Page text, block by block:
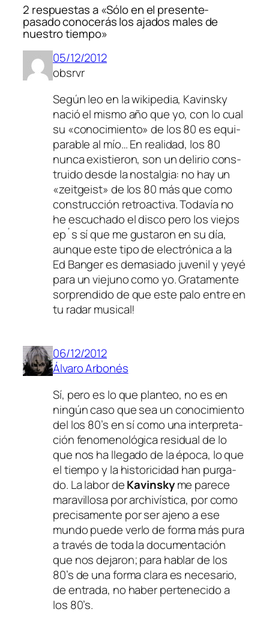
2 respuestas a «Sólo en el presente-
pasado conocerás los ajados males de
nuestro tiempo»
05/12/2012
obsrvr
Según leo en la wi­ki­pe­dia, Kavinsky
na­ció el mis­mo año que yo, con lo cual
su «co­no­ci­mien­to» de los 80 es equi­
pa­ra­ble al mío… En reali­dad, los 80
nun­ca exis­tie­ron, son un de­li­rio cons­
trui­do des­de la nos­tal­gia: no hay un
«zeit­geist» de los 80 más que co­mo
cons­truc­ción re­tro­ac­ti­va. Todavía no
he es­cu­cha­do el dis­co pe­ro los vie­jos
ep´s sí que me gus­ta­ron en su día,
aun­que es­te ti­po de elec­tró­ni­ca a la
Ed Banger es de­ma­sia­do ju­ve­nil y ye­yé
pa­ra un vie­juno co­mo yo. Gratamente
sor­pren­di­do de que es­te pa­lo en­tre en
tu ra­dar musical!
06/12/2012
Álvaro Arbonés
Sí, pe­ro es lo que plan­teo, no es en
nin­gún ca­so que sea un co­no­ci­mien­to
del los 80’s en sí co­mo una in­ter­pre­ta­
ción fe­no­me­no­ló­gi­ca re­si­dual de lo
que nos ha lle­ga­do de la épo­ca, lo que
el tiem­po y la his­to­ri­ci­dad han pur­ga­
do. La la­bor deKavinskyme pa­re­ce
ma­ra­vi­llo­sa por ar­chi­vís­ti­ca, por co­mo
pre­ci­sa­men­te por ser ajeno a ese
mun­do pue­de ver­lo de for­ma más pu­ra
a tra­vés de to­da la do­cu­men­ta­ción
que nos de­ja­ron; pa­ra ha­blar de los
80’s de una for­ma cla­ra es ne­ce­sa­rio,
de en­tra­da, no ha­ber per­te­ne­ci­do a
los 80’s.